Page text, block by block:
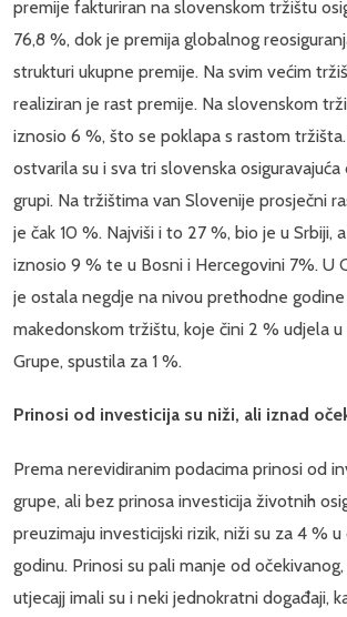
premije fakturiran na slovenskom tržištu
76,8 %, dok je premija globalnog
strukturi ukupne premije. Na svim većim
realiziran je rast premije. Na slovenskom
iznosio 6 %, što se poklapa s rastom
ostvarila su i sva tri slovenska
grupi. Na tržištima van Slovenije prosječni
je čak 10 %. Najviši i to 27 %, bio je u Srbiji,
iznosio 9 % te u Bosni i Hercegovini 7%. U
je ostala negdje na nivou prethodne
makedonskom tržištu, koje čini 2 % udjela
Grupe, spustila za 1 %.
Prinosi od investicija su niži, ali iznad
Prema nerevidiranim podacima prinosi od
grupe, ali bez prinosa investicija životnih
preuzimaju investicijski rizik, niži su za 4 %
godinu. Prinosi su pali manje od
utjecajj imali su i neki jednokratni događaji,